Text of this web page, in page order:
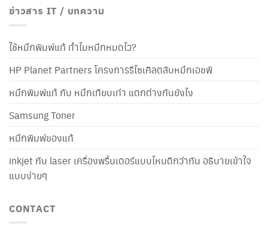
ข่าวสาร IT / บทความ
ใช้หมึกพิมพ์แท้ ทำไมหมึกหมดไว?
HP Planet Partners โครงการรีไซเคิลตลับหมึกเอชพี
หมึกพิมพ์แท้ กับ หมึกเทียบเท่า แตกต่างกันยังไง
Samsung Toner
หมึกพิมพ์ของแท้
inkjet กับ laser เครื่องพริ้นเตอร์แบบไหนดีกว่ากัน อธิบายเข้าใจ
แบบง่ายๆ
CONTACT